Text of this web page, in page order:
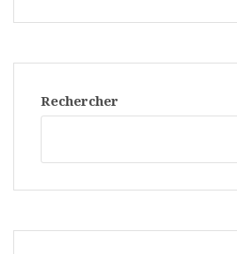
Rechercher